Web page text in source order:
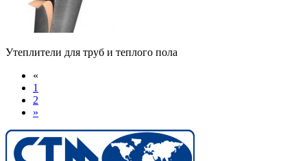
Утеплители для труб и теплого пола
«
1
2
»